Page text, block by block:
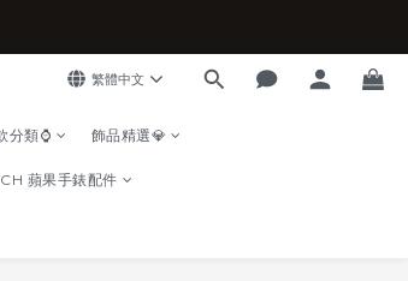
繁體中文
分類⌚ 飾品精選💎
蘋果手錶配件